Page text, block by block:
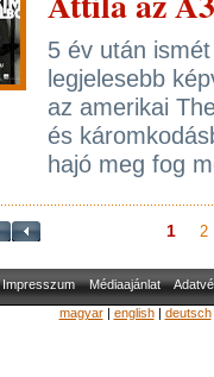
5 év után
legjelesebb
az amerikai
és
hajó meg fog
1 2
Impresszum Médiaajánlat
magyar| english| deutsch